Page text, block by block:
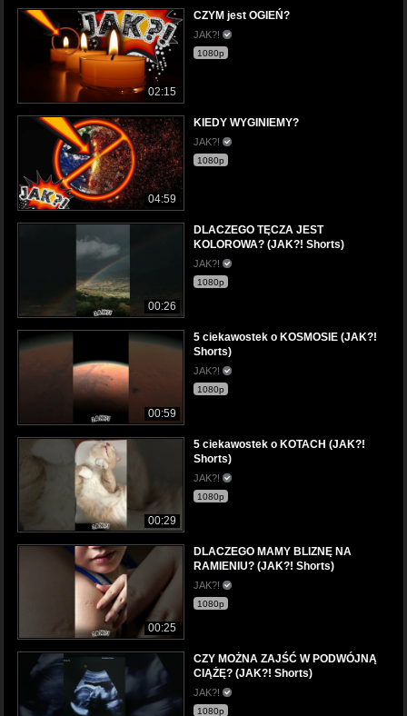
02:15
CZYM jest OGIEŃ?
JAK?!
1080p
04:59
KIEDY WYGINIEMY?
JAK?!
1080p
00:26
DLACZEGO TĘCZA JEST
KOLOROWA? (JAK?! Shorts)
JAK?!
1080p
00:59
5 ciekawostek o KOSMOSIE (JAK?!
Shorts)
JAK?!
1080p
00:29
5 ciekawostek o KOTACH (JAK?!
Shorts)
JAK?!
1080p
00:25
DLACZEGO MAMY BLIZNĘ NA
RAMIENIU? (JAK?! Shorts)
JAK?!
1080p
CZY MOŻNA ZAJŚĆ W PODWÓJNĄ
CIĄŻĘ? (JAK?! Shorts)
JAK?!
1080p